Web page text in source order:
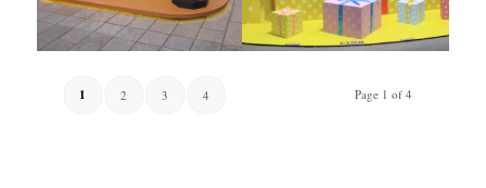
Page 1 of 4
1 2 3 4